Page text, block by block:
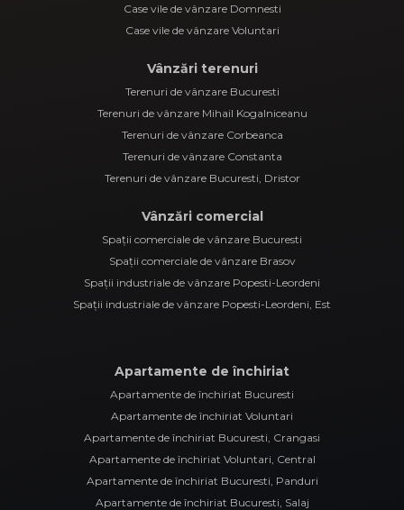
Case vile de vânzare Domnesti
Case vile de vânzare Voluntari
Vânzări terenuri
Terenuri de vânzare Bucuresti
Terenuri de vânzare Mihail Kogalniceanu
Terenuri de vânzare Corbeanca
Terenuri de vânzare Constanta
Terenuri de vânzare Bucuresti, Dristor
Vânzări comercial
Spații comerciale de vânzare Bucuresti
Spații comerciale de vânzare Brasov
Spații industriale de vânzare Popesti-Leordeni
Spații industriale de vânzare Popesti-Leordeni, Est
Apartamente de închiriat
Apartamente de închiriat Bucuresti
Apartamente de închiriat Voluntari
Apartamente de închiriat Bucuresti, Crangasi
Apartamente de închiriat Voluntari, Central
Apartamente de închiriat Bucuresti, Panduri
Apartamente de închiriat Bucuresti, Salaj